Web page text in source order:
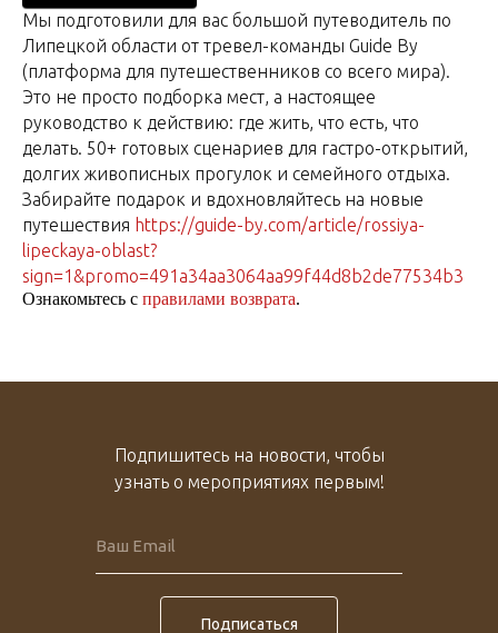
Мы подготовили для вас большой путеводитель по
Липецкой области от тревел-команды Guide By
(платформа для путешественников со всего мира).
Это не просто подборка мест, а настоящее
руководство к действию: где жить, что есть, что
делать. 50+ готовых сценариев для гастро-открытий,
долгих живописных прогулок и семейного отдыха.
Забирайте подарок и вдохновляйтесь на новые
путешествия https://guide-by.com/article/rossiya-
lipeckaya-oblast?
sign=1&promo=491a34aa3064aa99f44d8b2de77534b3
Ознакомьтесь с правилами возврата.
Подпишитесь на новости, чтобы
узнать о мероприятиях первым!
Подписаться